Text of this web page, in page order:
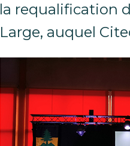
la requalification
Large, auquel